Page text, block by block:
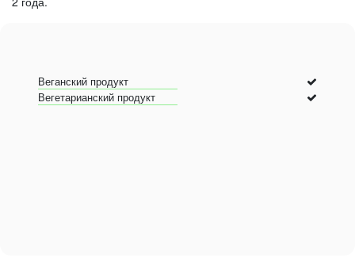
Веганский продукт
Вегетарианский продукт